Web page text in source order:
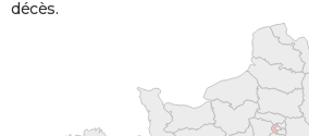
décès.